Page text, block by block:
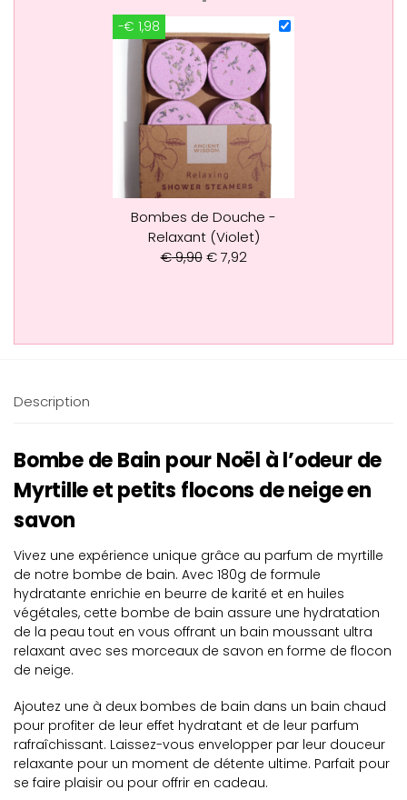
-€ 1,98
Bombes de Douche -
Relaxant (Violet)
€9,90 €7,92
Description
Bombe de Bain pour Noël à l’odeur de
Myrtille et petits flocons de neige en
savon
Vivez une expérience unique grâce au parfum de myrtille
de notre bombe de bain. Avec 180g de formule
hydratante enrichie en beurre de karité et en huiles
végétales, cette bombe de bain assure une hydratation
de la peau tout en vous offrant un bain moussant ultra
relaxant avec ses morceaux de savon en forme de flocon
de neige.
Ajoutez une à deux bombes de bain dans un bain chaud
pour profiter de leur effet hydratant et de leur parfum
rafraîchissant. Laissez-vous envelopper par leur douceur
relaxante pour un moment de détente ultime. Parfait pour
se faire plaisir ou pour offrir en cadeau.